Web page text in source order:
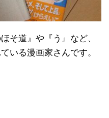
そ道』や『う』など、
いる漫画家さんです。